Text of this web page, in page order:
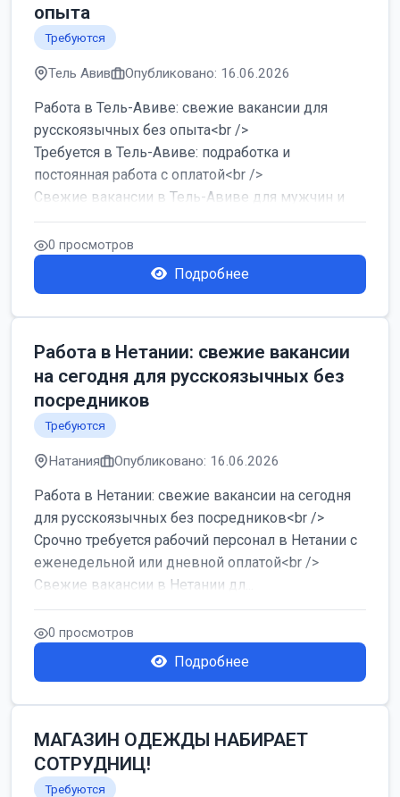
опыта
Требуются
Тель Авив Опубликовано: 16.06.2026
Работа в Тель-Авиве: свежие вакансии для
русскоязычных без опыта<br />
Требуется в Тель-Авиве: подработка и
постоянная работа с оплатой<br />
Свежие вакансии в Тель-Авиве для мужчин и
женщин от хозя...
0 просмотров
Подробнее
Работа в Нетании: свежие вакансии
на сегодня для русскоязычных без
посредников
Требуются
Натания Опубликовано: 16.06.2026
Работа в Нетании: свежие вакансии на сегодня
для русскоязычных без посредников<br />
Срочно требуется рабочий персонал в Нетании с
еженедельной или дневной оплатой<br />
Свежие вакансии в Нетании дл...
0 просмотров
Подробнее
МАГАЗИН ОДЕЖДЫ НАБИРАЕТ
СОТРУДНИЦ!
Требуются